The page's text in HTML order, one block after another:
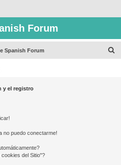
Forum
Spanish Forum
y el registro
no puedo conectarme!
del Sitio"?